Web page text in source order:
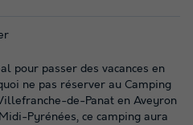
pour passer des vacances en
ne pas réserver au Camping
de-Panat en Aveyron
Pyrénées, ce camping aura